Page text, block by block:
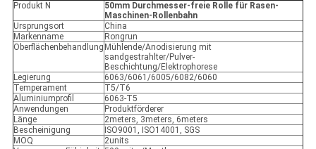
Produkt N
50mm Durchmesser-freie Rolle für Rasen-
Maschinen-Rollenbahn
Ursprungsort
China
Markenname
Rongrun
Oberflächenbehandlung Mühlende/Anodisierung mit
sandgestrahlter/Pulver-
Beschichtung/Elektrophorese
Legierung
6063/6061/6005/6082/6060
Temperament
T5/T6
Aluminiumprofil
6063-T5
Anwendungen
Produktförderer
Länge
2meters, 3meters, 6meters
Bescheinigung
ISO9001, ISO14001, SGS
MOQ
2units